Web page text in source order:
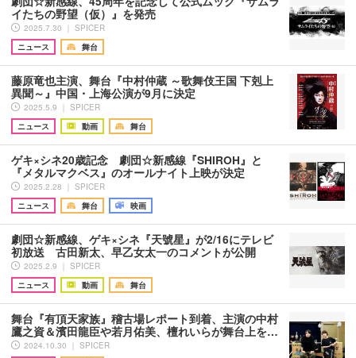
イたちの野望（仮）』を発売
2025.7.30 ｜ SPICER
ニュース
舞台
藤原竜也主演、舞台『中村仲蔵 ～歌舞伎王国 下剋上
異聞～』中国・上海公演が9月に決定
2025.5.9 ｜ SPICER
ニュース
動画 舞台
ゲキ×シネ20歳記念 劇団☆新感線『SHIROH』と
『メタルマクベス』のオールナイト上映が決定
2025.2.28 ｜ SPICER
ニュース
舞台 映画
劇団☆新感線、ゲキ×シネ『天號星』が2/16にテレビ
初放送 古田新太、早乙女太一のコメントが公開
2025.2.9 ｜ SPICER
ニュース
動画 舞台
舞台『有頂天家族』稽古場レポート到着、主演の中村
鷹之資＆濱田龍臣や若月佑美、檀れいらが舞台上を…
2024.10.30 ｜ SPICER